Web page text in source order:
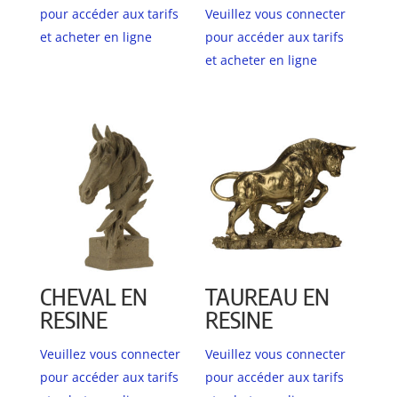
pour accéder aux tarifs
et acheter en ligne
Veuillez vous connecter
pour accéder aux tarifs
et acheter en ligne
CHEVAL EN
RESINE
Veuillez vous connecter
pour accéder aux tarifs
TAUREAU EN
RESINE
Veuillez vous connecter
pour accéder aux tarifs